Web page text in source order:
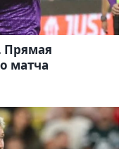
Прямая
матча